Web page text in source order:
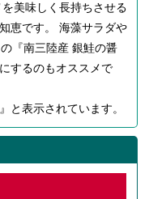
美味しく長持ちさせる
恵です。 海藻サラダや
『南三陸産 銀鮭の醤
するのもオススメで
と表示されています。